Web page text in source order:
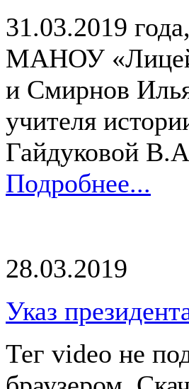
31.03.2019
МАНОУ
и Смирнов
учителя
Гайдуковой
Подробнее...
28.03.2019
Указ
Тег video не